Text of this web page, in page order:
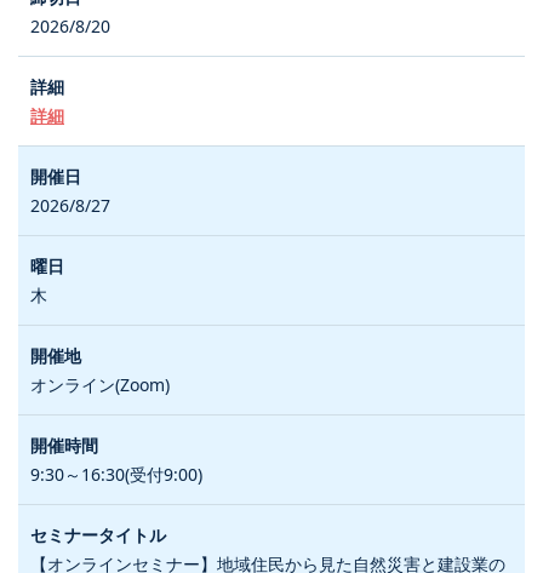
2026/8/20
詳細
2026/8/27
木
オンライン(Zoom)
9:30～16:30(受付9:00)
【オンラインセミナー】地域住民から見た自然災害と建設業の